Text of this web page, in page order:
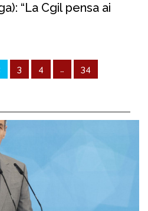
“La Cgil pensa ai
3 4 …
34